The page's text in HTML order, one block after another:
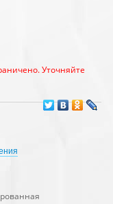
Уточняйте